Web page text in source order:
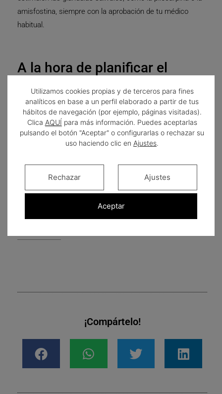
amisfostina, siempre con la aprobación de tu médico
habitual.
A la hora de planificar el
tratamiento, primero habrá
que identificar si el proceso
que genera la boca seca es de
carácter reversible o
irreversible. De esa forma
conoceremos si se puede
corregir y de qué forma.
Consúltanos sin compromiso
enSuarez Rivaya Instituto
¡Compártelo!
Utilizamos cookies propias y de terceros para fines
analíticos en base a un perfil elaborado a partir de tus
hábitos de navegación (por ejemplo, páginas visitadas).
Clica AQUÍ para más información. Puedes aceptarlas
pulsando el botón "Aceptar" o configurarlas o rechazar su
uso haciendo clic en Ajustes.
Aceptar
Rechazar Ajustes